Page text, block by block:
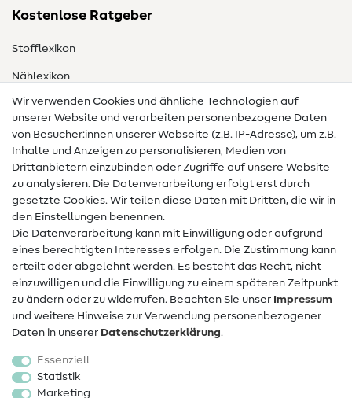
Kostenlose Ratgeber
Stofflexikon
Nählexikon
Nähanleitungen
Hilfe & Kontakt
Kontakt
Infos zum Betreiberwechsel
Widerrufsrecht
Beliebt
Stoffe
Sale
Wir verwenden Cookies und ähnliche Technologien auf
unserer Website und verarbeiten personenbezogene Daten
von Besucher:innen unserer Webseite (z.B. IP-Adresse), um z.B.
Inhalte und Anzeigen zu personalisieren, Medien von
Drittanbietern einzubinden oder Zugriffe auf unsere Website
zu analysieren. Die Datenverarbeitung erfolgt erst durch
gesetzte Cookies. Wir teilen diese Daten mit Dritten, die wir in
den Einstellungen benennen.
Die Datenverarbeitung kann mit Einwilligung oder aufgrund
eines berechtigten Interesses erfolgen. Die Zustimmung kann
erteilt oder abgelehnt werden. Es besteht das Recht, nicht
einzuwilligen und die Einwilligung zu einem späteren Zeitpunkt
zu ändern oder zu widerrufen. Beachten Sie unser Impressum
und weitere Hinweise zur Verwendung personenbezogener
Daten in unserer Daten­schutz­erklärung.
Essenziell
Statistik
Marketing